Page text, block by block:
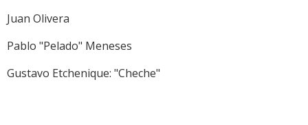
Juan Olivera
Pablo "Pelado" Meneses
Gustavo Etchenique: "Cheche"